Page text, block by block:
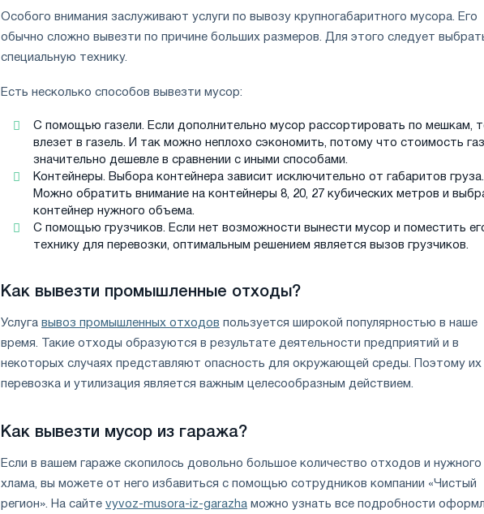
Особого внимания заслуживают услуги по вывозу крупногабаритного мусора. Его
обычно сложно вывезти по причине больших размеров. Для этого следует
специальную технику.
Есть несколько способов вывезти мусор:
С помощью газели. Если дополнительно мусор рассортировать по мешкам,
влезет в газель. И так можно неплохо сэкономить, потому что стоимость
значительно дешевле в сравнении с иными способами.
Контейнеры. Выбора контейнера зависит исключительно от габаритов груза.
Можно обратить внимание на контейнеры 8, 20, 27 кубических метров и
контейнер нужного объема.
С помощью грузчиков. Если нет возможности вынести мусор и поместить
технику для перевозки, оптимальным решением является вызов грузчиков.
Как вывезти промышленные отходы?
Услуга вывоз промышленных отходов пользуется широкой популярностью в наше
время. Такие отходы образуются в результате деятельности предприятий и в
некоторых случаях представляют опасность для окружающей среды. Поэтому их
перевозка и утилизация является важным целесообразным действием.
Как вывезти мусор из гаража?
Если в вашем гараже скопилось довольно большое количество отходов и нужного
хлама, вы можете от него избавиться с помощью сотрудников компании «Чистый
регион». На сайте vyvoz-musora-iz-garazha можно узнать все подробности